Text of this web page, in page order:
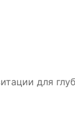
для